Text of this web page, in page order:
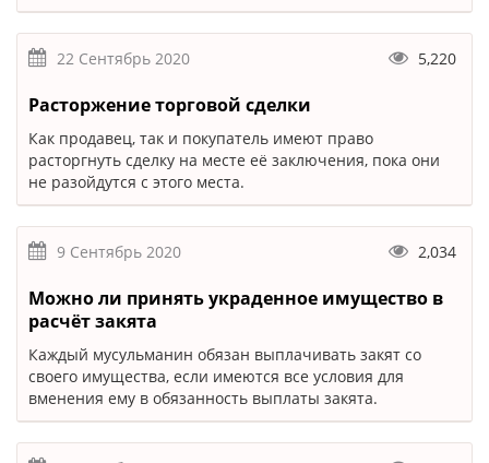
22 Сентябрь 2020 5,220
Расторжение торговой сделки
Как продавец, так и покупатель имеют право
расторгнуть сделку на месте её заключения, пока они
не разойдутся с этого места.
9 Сентябрь 2020 2,034
Можно ли принять украденное имущество в
расчёт закята
Каждый мусульманин обязан выплачивать закят со
своего имущества, если имеются все условия для
вменения ему в обязанность выплаты закята.